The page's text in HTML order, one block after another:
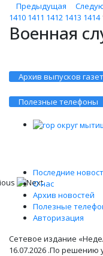
Предыдущая
1410 1411 1412 1413 1414
Военная
Архив выпусков
Полезные телефоны
Последние
О нас
Архив новостей
Полезные
Авторизация
Сетевое издание
16.07.2026 .По решению